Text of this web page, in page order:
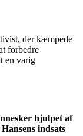
der kæmpede
forbedre
en varig
hjulpet af
indsats